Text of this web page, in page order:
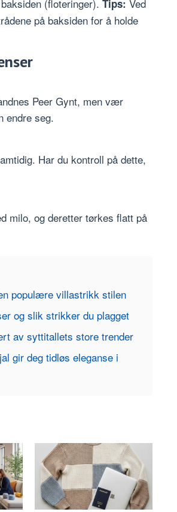
(floteringer). Tips: Ved
på baksiden for å holde
Peer Gynt, men vær
endre seg.
Har du kontroll på dette,
milo, og deretter tørkes flatt på
populære villastrikk stilen
og slik strikker du plagget
av syttitallets store trender
gir deg tidløs eleganse i